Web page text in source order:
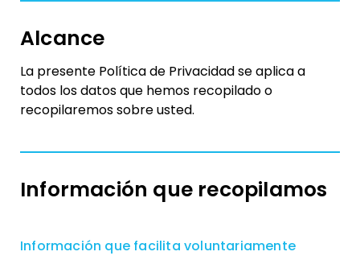
Alcance
La presente Política de Privacidad se aplica a
todos los datos que hemos recopilado o
recopilaremos sobre usted.
Información que recopilamos
Información que facilita voluntariamente